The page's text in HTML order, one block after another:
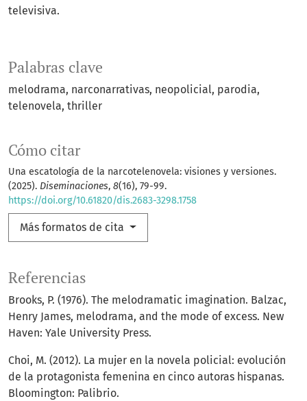
Palabras clave
melodrama narconarrativas neopolicial parodia
telenovela thriller
Cómo citar
Una escatología de la narcotelenovela: visiones y versiones.
(2025). Diseminaciones, 8(16), 79-99.
https://doi.org/10.61820/dis.2683-3298.1758
Más formatos de cita
televisiva.
Referencias
Brooks, P. (1976). The melodramatic imagination. Balzac,
Henry James, melodrama, and the mode of excess. New
Haven: Yale University Press.
Choi, M. (2012). La mujer en la novela policial: evolución
de la protagonista femenina en cinco autoras hispanas.
Bloomington: Palibrio.